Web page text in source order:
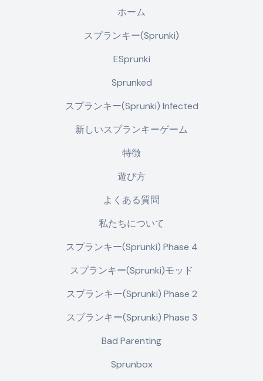
ホーム
スプランキー(Sprunki)
ESprunki
Sprunked
スプランキー(Sprunki) Infected
新しいスプランキーゲーム
特徴
遊び方
よくある質問
私たちについて
スプランキー(Sprunki) Phase 4
スプランキー(Sprunki)モッド
スプランキー(Sprunki) Phase 2
スプランキー(Sprunki) Phase 3
Bad Parenting
Sprunbox